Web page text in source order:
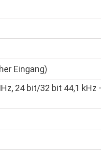
Eingang)
24 bit/32 bit 44,1 kHz